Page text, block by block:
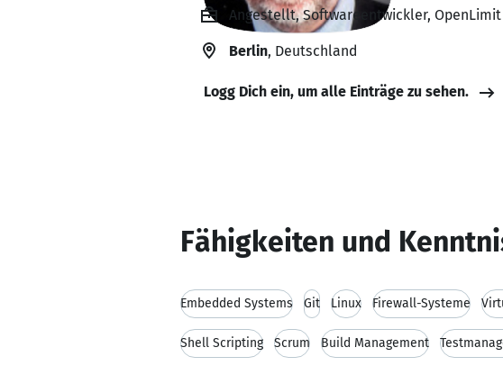
Angestellt, Softwareentwickler, OpenLimit
Berlin, Deutschland
Logg Dich ein, um alle Einträge zu sehen.
Fähigkeiten und
Embedded Systems Git Linux Firewall-Systeme
Shell Scripting Scrum Build Management